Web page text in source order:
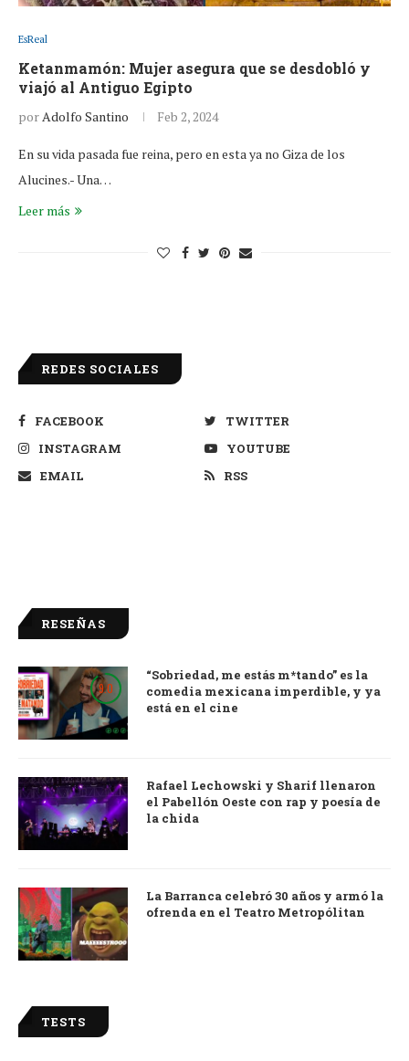
EsReal
Ketanmamón: Mujer asegura que se desdobló y
viajó al Antiguo Egipto
porAdolfo Santino Feb 2, 2024
En su vida pasada fue reina, pero en esta ya no Giza de los
Alucines.- Una…
Leer más
REDES SOCIALES
FACEBOOK
TWITTER
INSTAGRAM
YOUTUBE
EMAIL
RSS
RESEÑAS
9.0
“Sobriedad, me estás m*tando” es la
comedia mexicana imperdible, y ya
está en el cine
Rafael Lechowski y Sharif llenaron
el Pabellón Oeste con rap y poesía de
la chida
La Barranca celebró 30 años y armó la
ofrenda en el Teatro Metropólitan
TESTS